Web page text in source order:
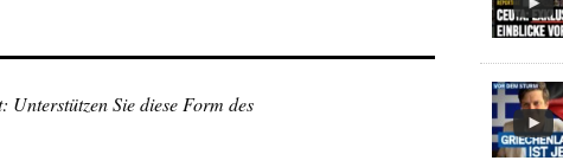
Unterstützen Sie diese Form des